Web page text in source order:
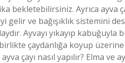
bekletebilirsiniz. Ayrıca ayva
gelir ve bağışıklık sistemini
Ayvayı yıkayıp
çaydanlığa koyup
çayı nasıl yapılır? Elma